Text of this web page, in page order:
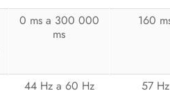
0 ms a 300 000
ms
160
44 Hz a 60 Hz 57 Hz